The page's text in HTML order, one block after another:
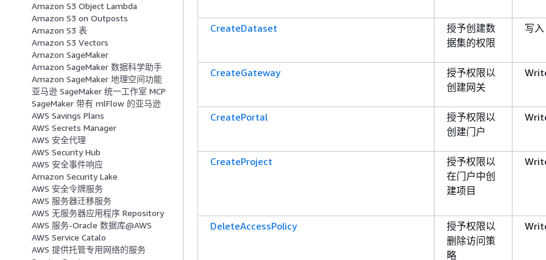
Amazon S3 Object Lambda
Amazon S3 on Outposts
Amazon S3 表
Amazon S3 Vectors
Amazon SageMaker
Amazon SageMaker 数据科学助手
Amazon SageMaker 地理空间功能
亚马逊 SageMaker 统一工作室 MCP
SageMaker 带有 mlFlow 的亚马逊
AWS Savings Plans
AWS Secrets Manager
AWS 安全代理
AWS Security Hub
AWS 安全事件响应
Amazon Security Lake
AWS 安全令牌服务
AWS 服务器迁移服务
AWS 无服务器应用程序 Repository
AWS 服务-Oracle 数据库@AWS
AWS Service Catalo
AWS 提供托管专用网络的服务
CreateDataset
授予创建数
据集的权限
写入
CreateGateway
授予权限以
创建网关
CreatePortal
授予权限以
创建门户
CreateProject
授予权限以
在门户中创
建项目
DeleteAccessPolicy
授予权限以
删除访问策
略